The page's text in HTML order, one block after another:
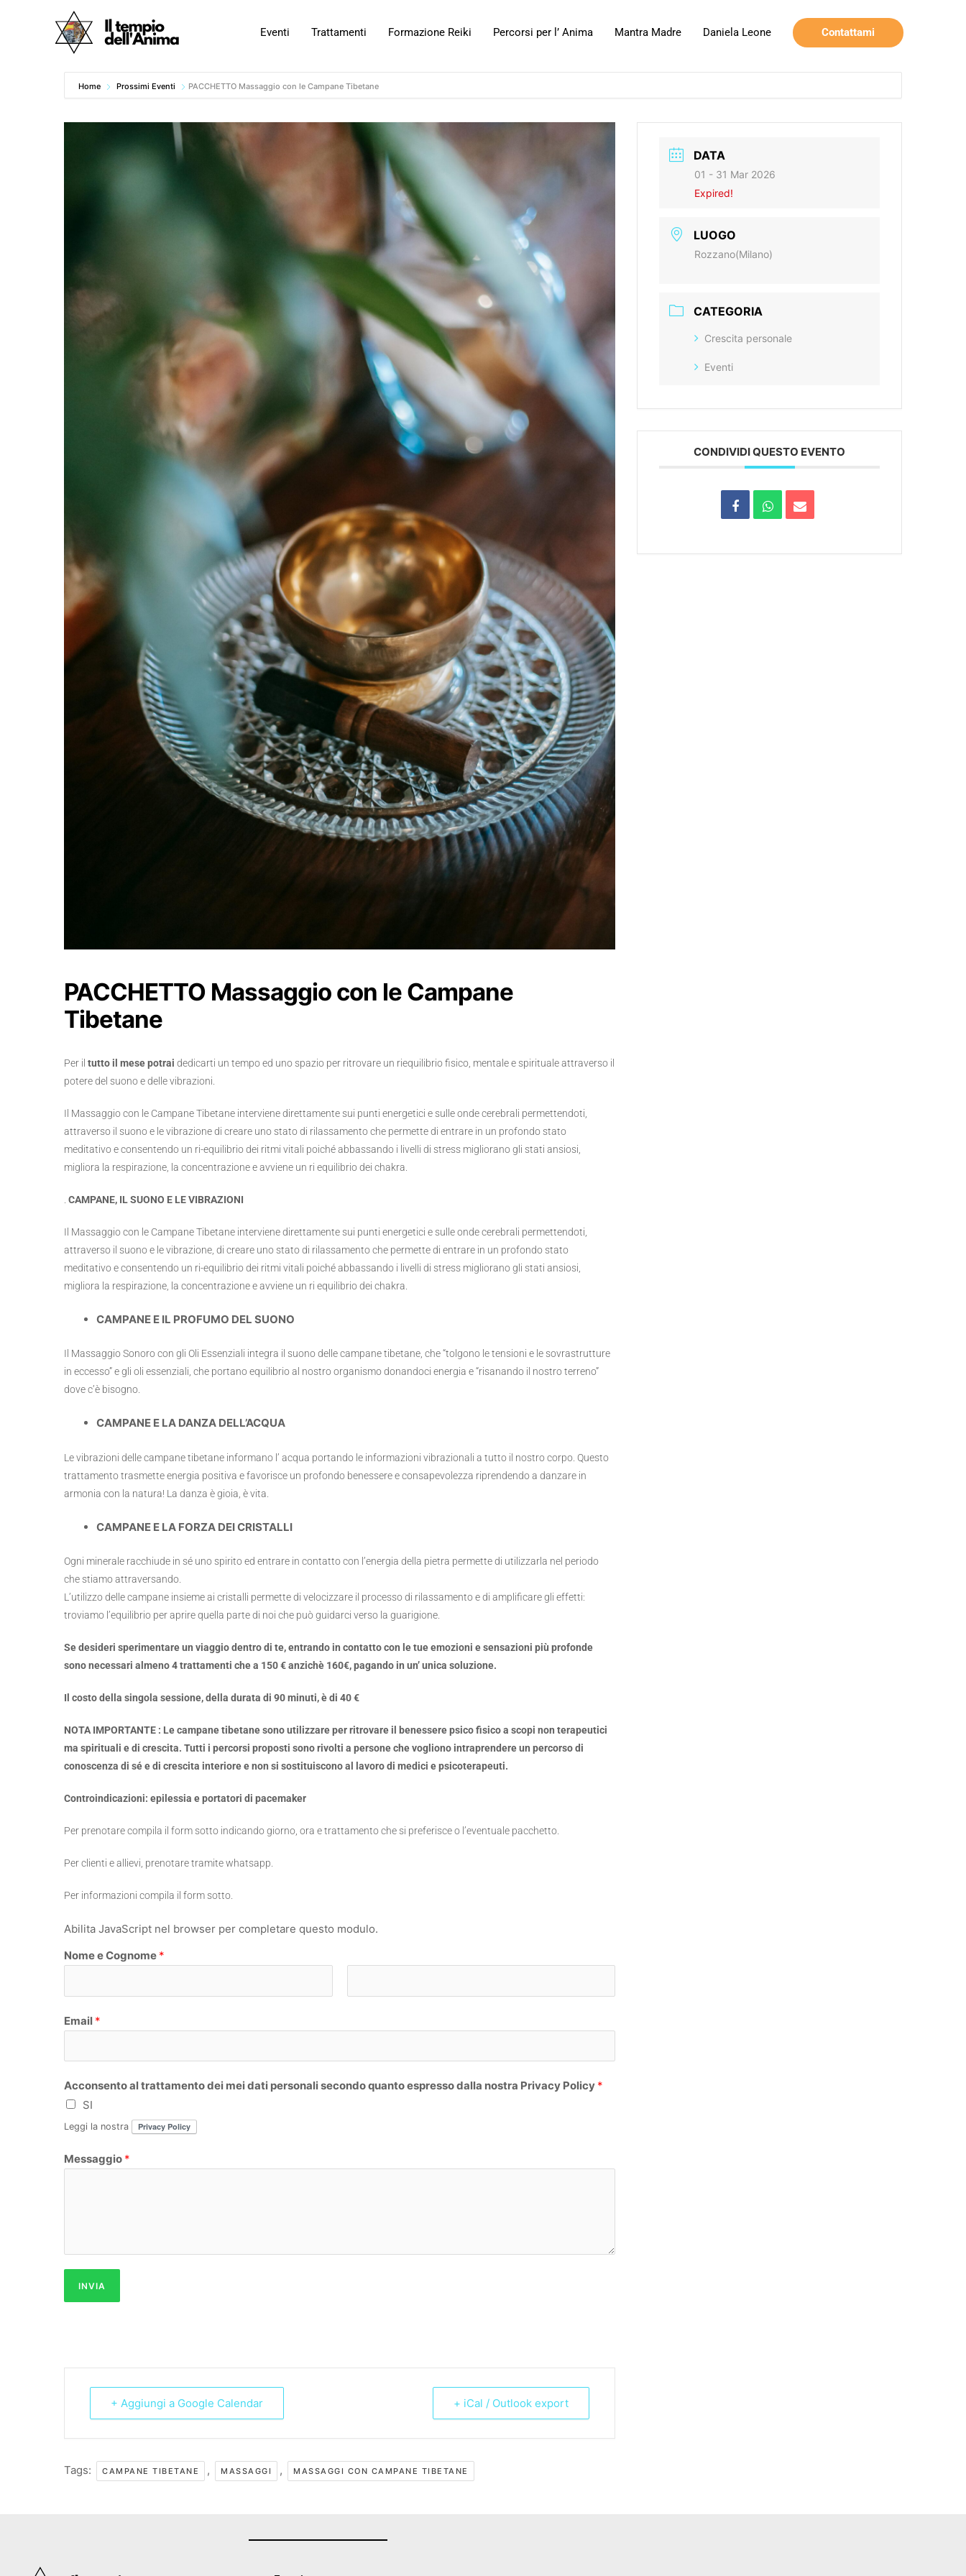
Eventi Trattamenti Formazione Reiki Percorsi per l’ Anima Mantra Madre Daniela Leone Contattami
Home Prossimi Eventi PACCHETTO Massaggio con le Campane Tibetane
PACCHETTO Massaggio con le Campane
Tibetane
Per il tutto il mese potrai dedicarti un tempo ed uno spazio per ritrovare un riequilibrio fisico, mentale e spirituale attraverso il
potere del suono e delle vibrazioni.
Il Massaggio con le Campane Tibetane interviene direttamente sui punti energetici e sulle onde cerebrali permettendoti,
attraverso il suono e le vibrazione di creare uno stato di rilassamento che permette di entrare in un profondo stato
meditativo e consentendo un ri-equilibrio dei ritmi vitali poiché abbassando i livelli di stress migliorano gli stati ansiosi,
migliora la respirazione, la concentrazione e avviene un ri equilibrio dei chakra.
CAMPANE, IL SUONO E LE VIBRAZIONI
Il Massaggio con le Campane Tibetane interviene direttamente sui punti energetici e sulle onde cerebrali permettendoti,
attraverso il suono e le vibrazione, di creare uno stato di rilassamento che permette di entrare in un profondo stato
meditativo e consentendo un ri-equilibrio dei ritmi vitali poiché abbassando i livelli di stress migliorano gli stati ansiosi,
migliora la respirazione, la concentrazione e avviene un ri equilibrio dei chakra.
CAMPANE E IL PROFUMO DEL SUONO
Il Massaggio Sonoro con gli Oli Essenziali integra il suono delle campane tibetane, che “tolgono le tensioni e le sovrastrutture
in eccesso” e gli oli essenziali, che portano equilibrio al nostro organismo donandoci energia e “risanando il nostro terreno”
dove c’è bisogno.
CAMPANE E LA DANZA DELL’ACQUA
Le vibrazioni delle campane tibetane informano l’ acqua portando le informazioni vibrazionali a tutto il nostro corpo. Questo
trattamento trasmette energia positiva e favorisce un profondo benessere e consapevolezza riprendendo a danzare in
armonia con la natura! La danza è gioia, è vita.
CAMPANE E LA FORZA DEI CRISTALLI
Ogni minerale racchiude in sé uno spirito ed entrare in contatto con l’energia della pietra permette di utilizzarla nel periodo
che stiamo attraversando.
L’utilizzo delle campane insieme ai cristalli permette di velocizzare il processo di rilassamento e di amplificare gli effetti:
troviamo l’equilibrio per aprire quella parte di noi che può guidarci verso la guarigione.
Se desideri sperimentare un viaggio dentro di te, entrando in contatto con le tue emozioni e sensazioni più profonde
sono necessari almeno 4 trattamenti che a 150 € anzichè 160€, pagando in un’ unica soluzione.
Il costo della singola sessione, della durata di 90 minuti, è di 40 €
NOTA IMPORTANTE : Le campane tibetane sono utilizzare per ritrovare il benessere psico fisico a scopi non terapeutici
ma spirituali e di crescita. Tutti i percorsi proposti sono rivolti a persone che vogliono intraprendere un percorso di
conoscenza di sé e di crescita interiore e non si sostituiscono al lavoro di medici e psicoterapeuti.
Controindicazioni: epilessia e portatori di pacemaker
Per prenotare compila il form sotto indicando giorno, ora e trattamento che si preferisce o l’eventuale pacchetto.
Per clienti e allievi, prenotare tramite whatsapp.
Per informazioni compila il form sotto.
Abilita JavaScript nel browser per completare questo modulo.
Nome e Cognome *
o
m
Email *
Acconsento al trattamento dei mei dati personali secondo quanto espresso dalla nostra Privacy Policy *
SI
Leggi la nostra Privacy Policy
Messaggio *
INVIA
+ Aggiungi a Google Calendar + iCal / Outlook export
Tags: CAMPANE TIBETANE , MASSAGGI , MASSAGGI CON CAMPANE TIBETANE
DATA
01 - 31 Mar 2026
Expired!
LUOGO
Rozzano(Milano)
CATEGORIA
Crescita personale
Eventi
CONDIVIDI QUESTO EVENTO